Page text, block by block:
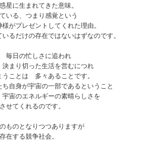
星に生まれてきた意味。
いる、つまり感覚という
がプレゼントしてくれた理由。
だけの存在ではないはずなのです。
毎日の忙しさに追われ
まり切った生活を営むにつれ
うことは 多々あることです。
自身が宇宙の一部であるということ
宙のエネルギーの素晴らしさを
せてくれるのです。
ものとなりつつありますが
在する競争社会。